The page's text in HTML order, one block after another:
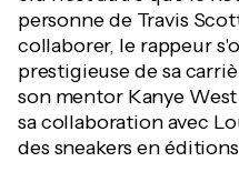
personne de Travis
collaborer, le rappeur
prestigieuse de sa
son mentor Kanye
sa collaboration avec
des sneakers en